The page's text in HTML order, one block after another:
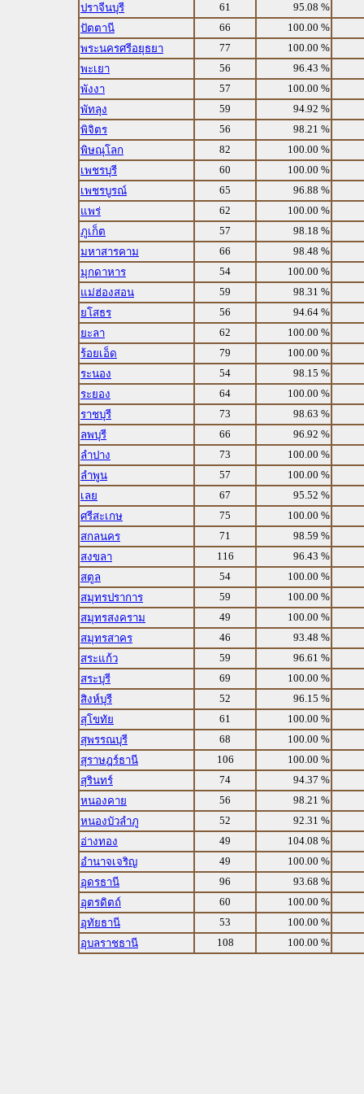
ปราจีนบุรี
61
95.08 %
ปัตตานี
66
100.00 %
พระนครศรีอยุธยา
77
100.00 %
พะเยา
56
96.43 %
พังงา
57
100.00 %
พัทลุง
59
94.92 %
พิจิตร
56
98.21 %
พิษณุโลก
82
100.00 %
เพชรบุรี
60
100.00 %
เพชรบูรณ์
65
96.88 %
แพร่
62
100.00 %
ภูเก็ต
57
98.18 %
มหาสารคาม
66
98.48 %
มุกดาหาร
54
100.00 %
แม่ฮ่องสอน
59
98.31 %
ยโสธร
56
94.64 %
ยะลา
62
100.00 %
ร้อยเอ็ด
79
100.00 %
ระนอง
54
98.15 %
ระยอง
64
100.00 %
ราชบุรี
73
98.63 %
ลพบุรี
66
96.92 %
ลำปาง
73
100.00 %
ลำพูน
57
100.00 %
เลย
67
95.52 %
ศรีสะเกษ
75
100.00 %
สกลนคร
71
98.59 %
สงขลา
116
96.43 %
สตูล
54
100.00 %
สมุทรปราการ
59
100.00 %
สมุทรสงคราม
49
100.00 %
สมุทรสาคร
46
93.48 %
สระแก้ว
59
96.61 %
สระบุรี
69
100.00 %
สิงห์บุรี
52
96.15 %
สุโขทัย
61
100.00 %
สุพรรณบุรี
68
100.00 %
สุราษฎร์ธานี
106
100.00 %
สุรินทร์
74
94.37 %
หนองคาย
56
98.21 %
หนองบัวลำภู
52
92.31 %
อ่างทอง
49
104.08 %
อำนาจเจริญ
49
100.00 %
อุดรธานี
96
93.68 %
อุตรดิตถ์
60
100.00 %
อุทัยธานี
53
100.00 %
อุบลราชธานี
108 100.00 %